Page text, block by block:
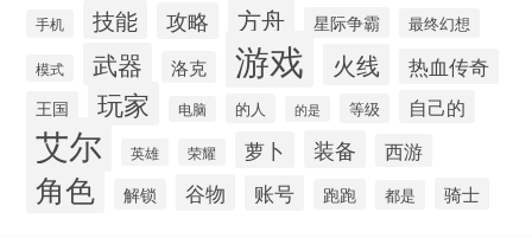
手机 技能 攻略 方舟 星际争霸 最终幻想
模式 武器 洛克 游戏 火线 热血传奇
王国 玩家 电脑 的人 的是 等级 自己的
艾尔 英雄 荣耀 萝卜 装备 西游
角色 解锁 谷物 账号 跑跑 都是 骑士